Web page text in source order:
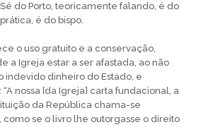
do Porto, teoricamente falando, é do
é do bispo.
o uso gratuito e a conservação,
a Igreja estar a ser afastada, ao não
indevido dinheiro do Estado, e
nossa [da Igreja] carta fundacional, a
da República chama-se
como se o livro lhe outorgasse o direito